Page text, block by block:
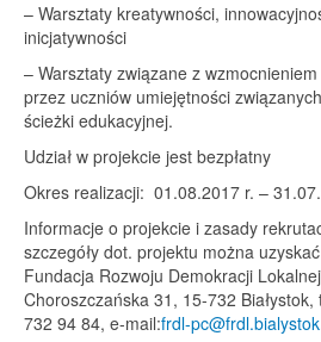
– Warsztaty kreatywności,
inicjatywności
– Warsztaty związane z
przez uczniów umiejętności
ścieżki edukacyjnej.
Udział w projekcie jest bezpłatny
Okres realizacji: 01.08.2017 r. –
Informacje o projekcie i zasady
szczegóły dot. projektu można
Fundacja Rozwoju Demokracji
Choroszczańska 31, 15-732
732 94 84, e-mail:frdl-